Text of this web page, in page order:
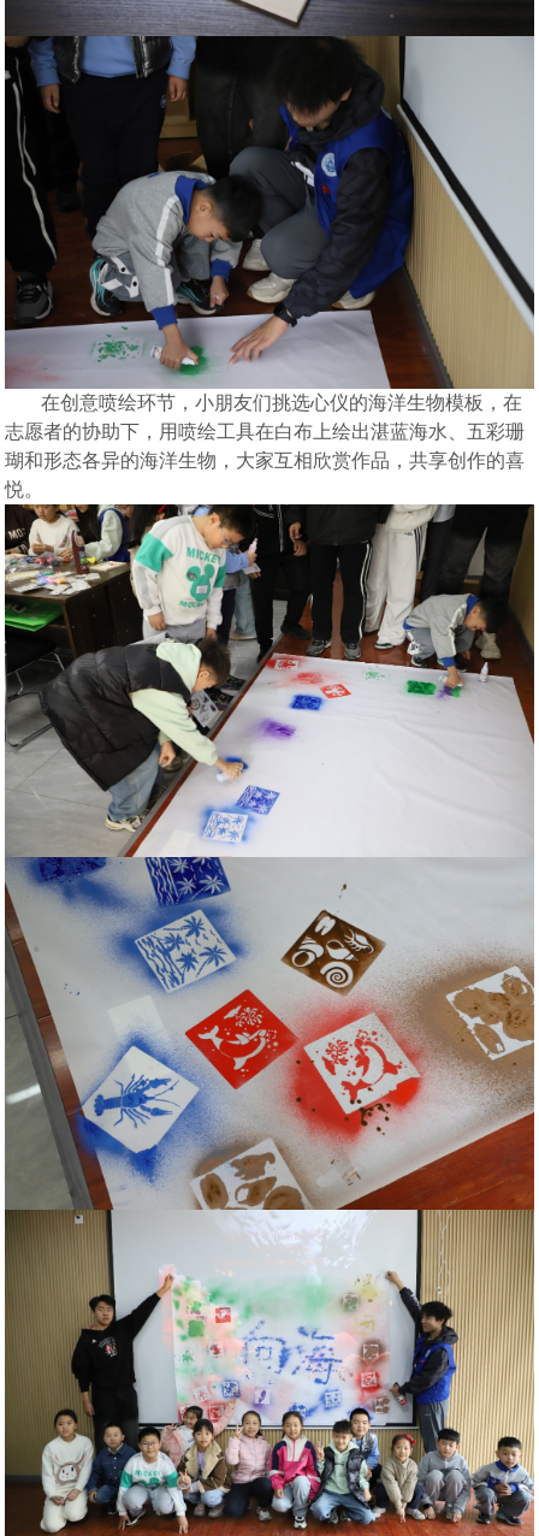
在创意喷绘环节，小朋友们挑选心仪的海洋生物模板，在
志愿者的协助下，用喷绘工具在白布上绘出湛蓝海水、五彩珊
瑚和形态各异的海洋生物，大家互相欣赏作品，共享创作的喜
悦。